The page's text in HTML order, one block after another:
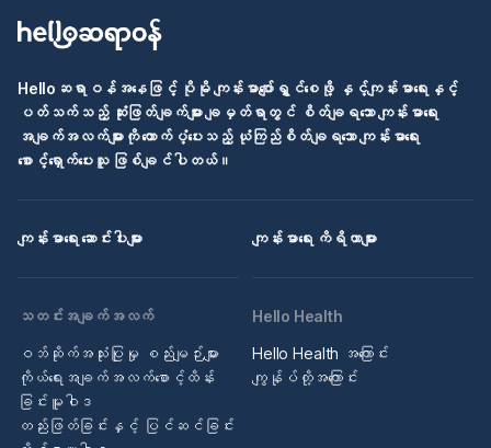
Helloဆရာဝန်အနေဖြင့် ပိုမို ကျန်းမာပျော်ရွှင်စေဖို့ နှင့်ကျန်းမာရေးနှင့်
ပတ်သက်သည့် ဆုံးဖြတ်ချက်များ ချမှတ်ရာတွင် စိတ်ချရသော ကျန်းမာရေး
အချက်အလက်များကို ထောက်ပံ့ပေးသည့် ယုံကြည်စိတ်ချရသော ကျန်းမာရေး
စောင့်ရှောက်ပေးသူ ဖြစ်ချင်ပါတယ်။
ကျန်းမာရေး ဆောင်းပါးများ ကျန်းမာရေး ကိရိယာများ
သတင်းအချက်အလက်
ဝဘ်ဆိုက်အသုံးပြုမှု စည်းမျဉ်းများ
ကိုယ်ရေးအချက်အလက်စောင့်ထိန်း
ခြင်းမူဝါဒ
တည်းဖြတ်ခြင်းနှင့် ပြင်ဆင်ခြင်း
Hello Health
Hello Health အကြောင်း
ကျွန်ုပ်တို့အကြောင်း